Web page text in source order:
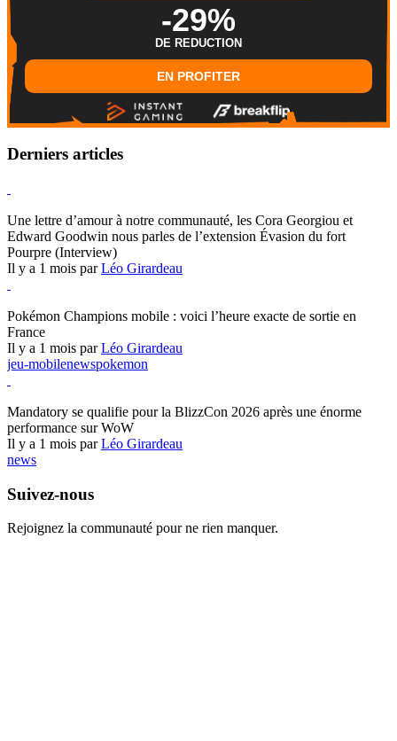
-29%
DE REDUCTION
EN PROFITER
Derniers articles
Une lettre d’amour à notre communauté, les Cora Georgiou et
Edward Goodwin nous parles de l’extension Évasion du fort
Pourpre (Interview)
Il y a 1 mois parLéo Girardeau
Pokémon Champions mobile : voici l’heure exacte de sortie en
France
Il y a 1 mois parLéo Girardeau
jeu-mobilenewspokemon
Mandatory se qualifie pour la BlizzCon 2026 après une énorme
performance sur WoW
Il y a 1 mois parLéo Girardeau
news
Suivez-nous
Rejoignez la communauté pour ne rien manquer.